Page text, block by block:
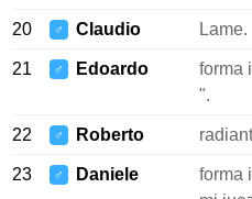
20 ♂ Claudio Lame.
21 ♂ Edoardo
forma
".
22 ♂ Roberto
23 ♂ Daniele
forma